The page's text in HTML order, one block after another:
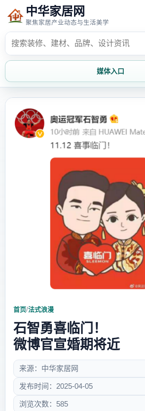
中华家居网
聚焦家居产业动态与生活美学
媒体入口
家居风水 家居欣赏
装修设计
家居文化
创意家居
首页/法式浪漫
石智勇喜临门！
微博官宣婚期将近
来源：中华家居网
发布时间：2025-04-05
浏览次数：585